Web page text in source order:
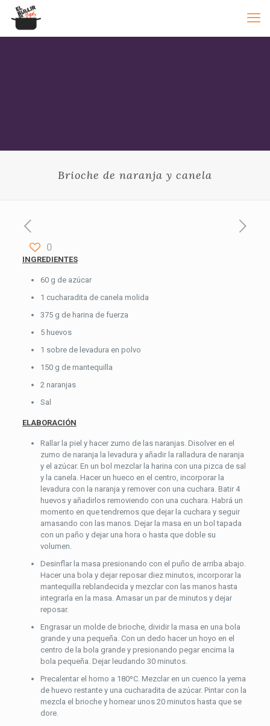
Brioche de naranja y canela
0
INGREDIENTES
60 g de azúcar
1 cucharadita de canela molida
375 g de harina de fuerza
5 huevos
1 sobre de levadura en polvo
150 g de mantequilla
2 naranjas
Sal
ELABORACIÓN
Rallar la piel y hacer zumo de las naranjas. Disolver en el
zumo de naranja la levadura y añadir la ralladura de naranja
y el azúcar. En un bol mezclar la harina con una pizca de sal
y la canela. Hacer un hueco en el centro, incorporar la
levadura con la naranja y remover con una cuchara. Batir 4
huevos y añadirlos removiendo con una cuchara. Habrá un
momento en que tendremos que dejar la cuchara y seguir
amasando con las manos. Dejar la masa en un bol tapada
con un paño y dejar una hora o hasta que doble su
volumen.
Desinflar la masa presionando con el puño de arriba abajo.
Hacer una bola y dejar reposar diez minutos, incorporar la
mantequilla reblandecida y mezclar con las manos hasta
integrarla en la masa. Amasar un par de minutos y dejar
reposar.
Engrasar un molde de brioche, dividir la masa en una bola
grande y una pequeña. Con un dedo hacer un hoyo en el
centro de la bola grande y presionando pegar encima la
bola pequeña. Dejar leudando 30 minutos.
Precalentar el horno a 180ºC. Mezclar en un cuenco la yema
de huevo restante y una cucharadita de azúcar. Pintar con la
mezcla el brioche y hornear unos 20 minutos hasta que se
dore.